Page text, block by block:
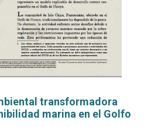
transformadora
marina en el Golfo